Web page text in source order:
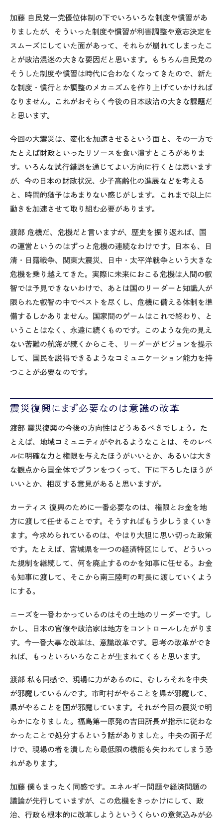
加藤 自民党一党優位体制の下でいろいろな制度や慣習があ
りましたが、そういった制度や慣習が利害調整や意志決定を
スムーズにしていた面があって、それらが崩れてしまったこ
とが政治混迷の大きな要因だと思います。もちろん自民党の
そうした制度や慣習は時代に合わなくなってきたので、新た
な制度・慣行とか調整のメカニズムを作り上げていかければ
なりません。これがおそらく今後の日本政治の大きな課題だ
と思います。
今回の大震災は、変化を加速させるという面と、その一方で
たとえば財政といったリソースを食い潰すところがありま
す。いろんな試行錯誤を通じてよい方向に行くとは思います
が、今の日本の財政状況、少子高齢化の進展などを考える
と、時間的猶予はあまりない感じがします。これまで以上に
動きを加速させて取り組む必要があります。
渡部危機だ、危機だと言いますが、歴史を振り返れば、国
の運営というのはずっと危機の連続なわけです。日本も、日
清・日露戦争、関東大震災、日中・太平洋戦争という大きな
危機を乗り越えてきた。実際に未来におこる危機は人間の叡
智では予見できないわけで、あとは国のリーダーと知識人が
限られた叡智の中でベストを尽くし、危機に備える体制を準
備するしかありません。国家間のゲームはこれで終わり、と
いうことはなく、永遠に続くものです。このような先の見え
ない苦難の航海が続くからこそ、リーダーがビジョンを提示
して、国民を説得できるようなコミュニケーション能力を持
つことが必要なのです。
震災復興にまず必要なのは意識の改革
渡部 震災復興の今後の方向性はどうあるべきでしょう。た
とえば、地域コミュニティがやれるようなことは、そのレベ
ルに明確な力と権限を与えたほうがいいとか、あるいは大き
な観点から国全体でプランをつくって、下に下ろしたほうが
いいとか、相反する意見があると思いますが。
カーティス復興のために一番必要なのは、権限とお金を地
方に渡して任せることです。そうすればもう少しうまくいき
ます。今求められているのは、やはり大胆に思い切った政策
です。たとえば、宮城県を一つの経済特区にして、どういっ
た規制を継続して、何を廃止するのかを知事に任せる。お金
も知事に渡して、そこから南三陸町の町長に渡していくよう
にする。
ニーズを一番わかっているのはその土地のリーダーです。し
かし、日本の官僚や政治家は地方をコントロールしたがりま
す。今一番大事な改革は、意識改革です。思考の改革ができ
れば、もっといろいろなことが生まれてくると思います。
渡部私も同感で、現場に力があるのに、むしろそれを中央
が邪魔しているんです。市町村がやることを県が邪魔して、
県がやることを国が邪魔しています。それが今回の震災で明
らかになりました。福島第一原発の吉田所長が指示に従わな
かったことで処分するという話がありました。中央の面子だ
けで、現場の者を潰したら最低限の機能も失われてしまう恐
れがあります。
加藤僕もまったく同感です。エネルギー問題や経済問題の
議論が先行していますが、この危機をきっかけにして、政
治、行政も根本的に改革しようというくらいの意気込みが必